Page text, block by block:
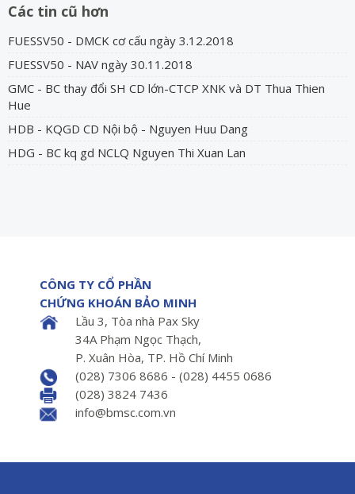
Các tin cũ hơn
FUESSV50 - DMCK cơ cấu ngày 3.12.2018
FUESSV50 - NAV ngày 30.11.2018
GMC - BC thay đổi SH CD lớn-CTCP XNK và DT Thua Thien
Hue
HDB - KQGD CD Nội bộ - Nguyen Huu Dang
HDG - BC kq gd NCLQ Nguyen Thi Xuan Lan
CÔNG TY CỔ PHẦN
CHỨNG KHOÁN BẢO MINH
Lầu 3, Tòa nhà Pax Sky
34A Phạm Ngọc Thạch,
P. Xuân Hòa, TP. Hồ Chí Minh
(028) 7306 8686 - (028) 4455 0686
(028) 3824 7436
info@bmsc.com.vn